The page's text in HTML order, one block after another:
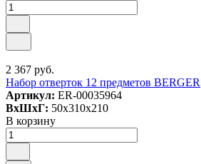
2 367 руб.
Набор отверток 12 предметов BERGER
Артикул: ER-00035964
ВxШxГ: 50x310x210
В корзину